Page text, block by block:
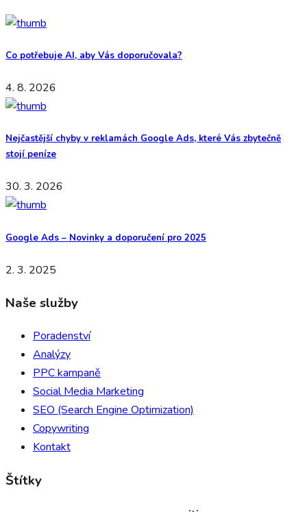
Co potřebuje AI, aby Vás doporučovala?
4. 8. 2026
Nejčastější chyby v reklamách Google Ads, které Vás zbytečně
stojí peníze
30. 3. 2026
Google Ads – Novinky a doporučení pro 2025
2. 3. 2025
Naše služby
Poradenství
Analýzy
PPC kampaně
Social Media Marketing
SEO (Search Engine Optimization)
Copywriting
Kontakt
Štítky